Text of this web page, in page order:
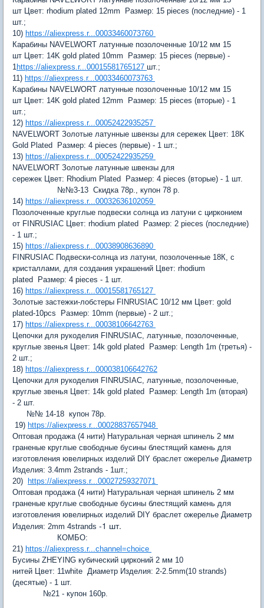
шт Цвет: rhodium plated 12mm Размер: 15 pieces (последние) - 1
шт.;
10) https://aliexpress.r...00033460073760
Карабины NAVELWORT латунные позолоченные 10/12 мм 15
шт Цвет: 14K gold plated 10mm Размер: 15 pieces (первые) -
1https://aliexpress.r...00015581765127 шт.;
11) https://aliexpress.r...00033460073763
Карабины NAVELWORT латунные позолоченные 10/12 мм 15
шт Цвет: 14K gold plated 12mm Размер: 15 pieces (вторые) - 1
шт.;
12) https://aliexpress.r...00052422935257
NAVELWORT Золотые латунные швензы для сережек Цвет: 18K
Gold Plated
Размер: 4 pieces (первые) - 1 шт.;
13) https://aliexpress.r...00052422935259
NAVELWORT Золотые латунные швензы для
сережек Цвет: Rhodium Plated Размер: 4 pieces (вторые) - 1 шт.
№№3-13 Скидка 78р., купон 78 р.
14) https://aliexpress.r...00032636102059
Позолоченные круглые подвески солнца из латуни с цирконием
от FINRUSIAC Цвет: rhodium plated Размер: 2 pieces (последние)
- 1 шт.;
15) https://aliexpress.r...00038908636890
FINRUSIAC Подвески-солнца из латуни, позолоченные 18К, с
кристаллами, для создания украшений Цвет: rhodium
plated
Размер: 4 pieces - 1 шт.
16) https://aliexpress.r...00015581765127
Золотые застежки-лобстеры FINRUSIAC 10/12 мм Цвет: gold
plated-10pcs
Размер: 10mm (первые) - 2 шт.;
17) https://aliexpress.r...00038106642763
Цепочки для рукоделия FINRUSIAC, латунные, позолоченные,
круглые звенья Цвет: 14k gold plated Размер: Length 1m (третья) -
2 шт.;
18) https://aliexpress.r...000038106642762
Цепочки для рукоделия FINRUSIAC, латунные, позолоченные,
круглые звенья Цвет: 14k gold plated Размер: Length 1m (вторая)
- 2 шт.
№№ 14-18 купон 78р.
19) https://aliexpress.r...00028837657948
Оптовая продажа (4 нити) Натуральная черная шпинель 2 мм
граненые круглые свободные бусины блестящий камень для
изготовления ювелирных изделий DIY браслет ожерелье Диаметр
Изделия: 3.4mm 2strands - 1шт.;
20)
https://aliexpress.r...00027259327071
Оптовая продажа (4 нити) Натуральная черная шпинель 2 мм
граненые круглые свободные бусины блестящий камень для
изготовления ювелирных изделий DIY браслет ожерелье Диаметр
Изделия: 2mm 4strands -1 шт.
КОМБО:
21) https://aliexpress.r...channel=choice
Бусины ZHEYING кубический цирконий 2 мм 10
нитей Цвет: 11white Диаметр Изделия: 2-2.5mm(10 strands)
(десятые) - 1 шт.
№21 - купон 160р.